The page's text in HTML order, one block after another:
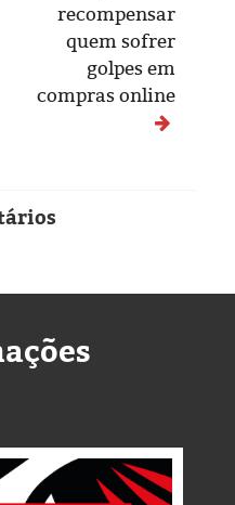
recompensar
quem sofrer
golpes em
compras online